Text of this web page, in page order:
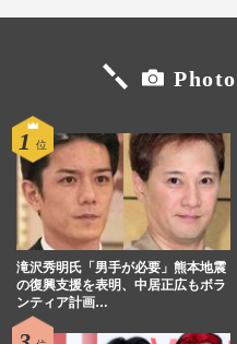
YouTube開
週刊女性PRIME
高木美帆が
声のウラで
政府の“人
週刊女性PRIME
アイスダン
ょまりん”
「ドキドキ
週刊女性PRIME
滝沢秀明氏「男手が必要」熊本地震
の復興支援を表明、中居正広もボラ
ンティア計画…